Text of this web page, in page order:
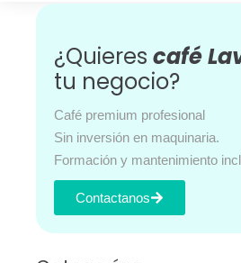
¿Quieres café
tu negocio?
Café premium profesional
Sin inversión en maquinaria.
Formación y mantenimiento
Contactanos